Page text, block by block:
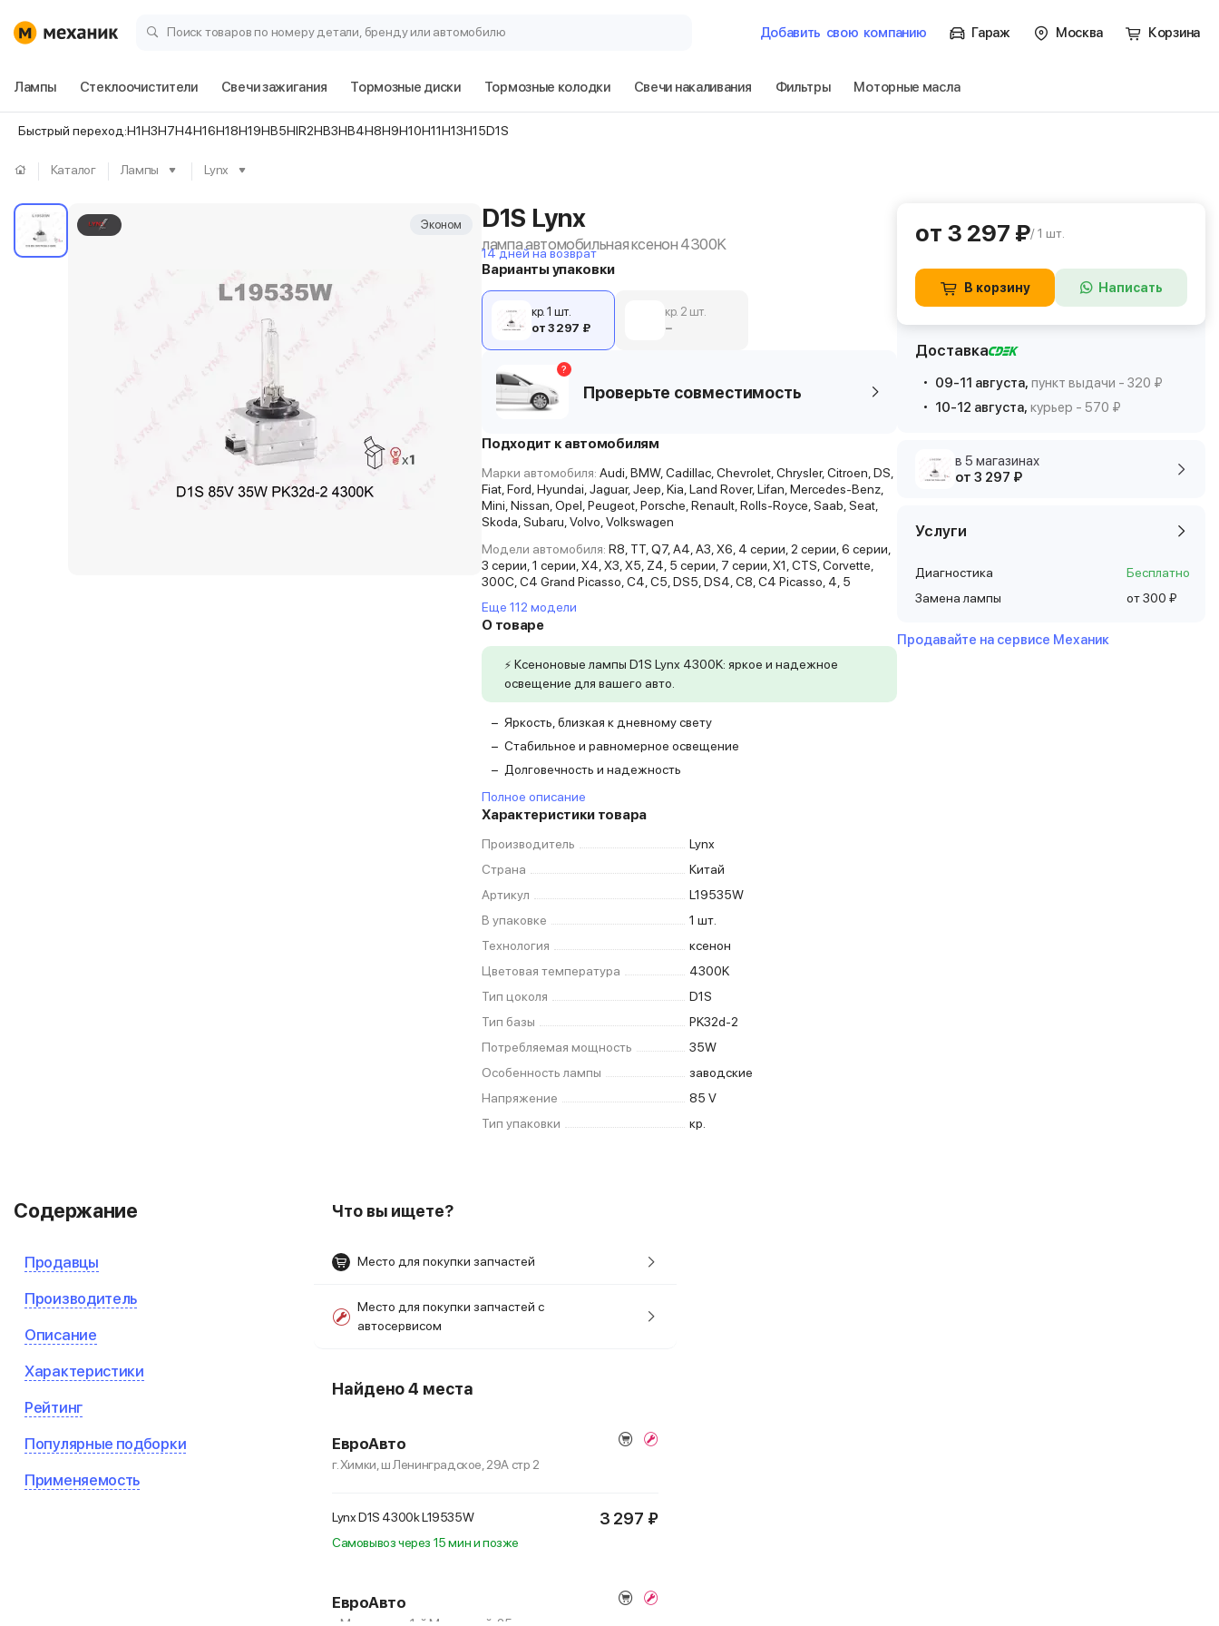
Поиск товаров по номеру детали, бренду или автомобилю Добавить свою компанию Гараж Москва Корзина
Лампы Стеклоочистители Свечи зажигания Тормозные диски Тормозные колодки Свечи накаливания Фильтры Моторные масла
Быстрый переход:H1H3H7H4H16H18H19HB5HIR2HB3HB4H8H9H10H11H13H15D1S
Каталог Лампы Lynx
Эконом D1S Lynx
лампа автомобильная ксенон 4300K
14 дней на возврат
Варианты упаковки
кр. 1 шт.
от 3 297 ₽
кр. 2 шт.
−
Проверьте совместимость
?
Подходит к автомобилям
Марки автомобиля: Audi, BMW, Cadillac, Chevrolet, Chrysler, Citroen, DS,
Fiat, Ford, Hyundai, Jaguar, Jeep, Kia, Land Rover, Lifan, Mercedes-Benz,
Mini, Nissan, Opel, Peugeot, Porsche, Renault, Rolls-Royce, Saab, Seat,
Skoda, Subaru, Volvo, Volkswagen
Модели автомобиля: R8, TT, Q7, A4, A3, X6, 4 серии, 2 серии, 6 серии,
3 серии, 1 серии, X4, X3, X5, Z4, 5 серии, 7 серии, X1, CTS, Corvette,
300C, C4 Grand Picasso, C4, C5, DS5, DS4, C8, C4 Picasso, 4, 5
Еще 112 модели
О товаре
⚡ Ксеноновые лампы D1S Lynx 4300K: яркое и надежное
освещение для вашего авто.
− Яркость, близкая к дневному свету
− Стабильное и равномерное освещение
− Долговечность и надежность
Полное описание
Характеристики товара
Производитель
Lynx
Страна
Китай
Артикул
L19535W
В упаковке
1 шт.
Технология
ксенон
Цветовая температура
4300K
Тип цоколя
D1S
Тип базы
PK32d-2
Потребляемая мощность
35W
Особенность лампы
заводские
Напряжение
85 V
Тип упаковки
кр.
от 3 297 ₽/ 1 шт.
В корзину Написать
Доставка
09-11 августа, пункт выдачи - 320 ₽
10-12 августа, курьер - 570 ₽
в 5 магазинах
от 3 297 ₽
Услуги
Диагностика
Бесплатно
Замена лампы
от 300 ₽
Продавайте на сервисе Механик
Содержание
Продавцы
Производитель
Описание
Характеристики
Рейтинг
Популярные подборки
Применяемость
Что вы ищете?
Место для покупки запчастей
Место для покупки запчастей с
автосервисом
Найдено4 места
ЕвроАвто
г. Химки, ш Ленинградское, 29А стр 2
Lynx D1S 4300kL19535W 3 297 ₽
Самовывоз через 15 мин и позже
ЕвроАвто